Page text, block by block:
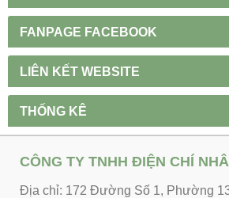
FANPAGE FACEBOOK
LIÊN KẾT WEBSITE
THỐNG KÊ
CÔNG TY TNHH ĐIỆN CHÍ
Địa chỉ: 172 Đường Số 1, Phường